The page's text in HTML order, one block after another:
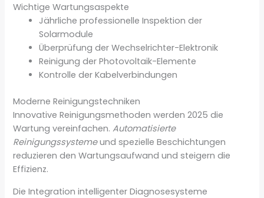
Wichtige Wartungsaspekte
Jährliche professionelle Inspektion der
Solarmodule
Überprüfung der Wechselrichter-Elektronik
Reinigung der Photovoltaik-Elemente
Kontrolle der Kabelverbindungen
Moderne Reinigungstechniken
Innovative Reinigungsmethoden werden 2025 die
Wartung vereinfachen.Automatisierte
Reinigungssystemeund spezielle Beschichtungen
reduzieren den Wartungsaufwand und steigern die
Effizienz.
Die Integration intelligenter Diagnosesysteme